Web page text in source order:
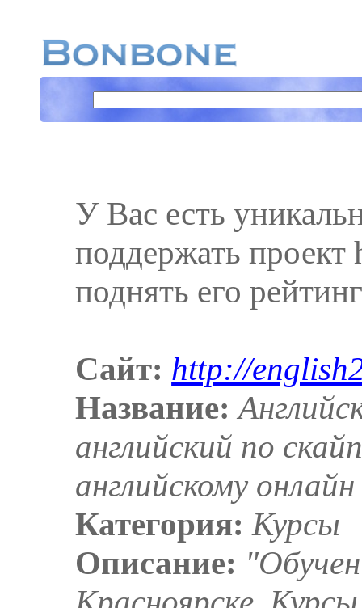
У Вас есть
поддержать
поднять его
Сайт: http://
Название:
английский по
английскому онлайн
Категория: Курсы
Описание: